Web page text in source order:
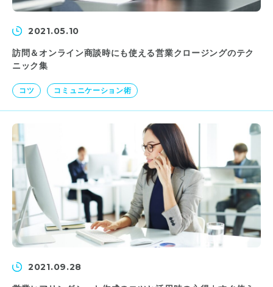
2021.05.10
訪問＆オンライン商談時にも使える営業クロージングのテク
ニック集
コツ コミュニケーション術
2021.09.28